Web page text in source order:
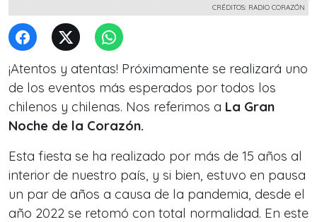
CRÉDITOS: RADIO CORAZÓN
¡Atentos y atentas! Próximamente se realizará uno
de los eventos más esperados por todos los
chilenos y chilenas. Nos referimos a La Gran
Noche de la Corazón.
Esta fiesta se ha realizado por más de 15 años al
interior de nuestro país, y si bien, estuvo en pausa
un par de años a causa de la pandemia, desde el
año 2022 se retomó con total normalidad. En este